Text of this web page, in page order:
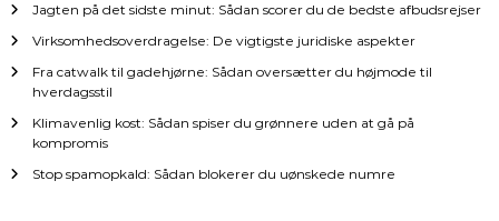
o
n
Jagten på det sidste minut: Sådan scorer du de bedste afbudsrejser
Virksomhedsoverdragelse: De vigtigste juridiske aspekter
Fra catwalk til gadehjørne: Sådan oversætter du højmode til
hverdagsstil
Klimavenlig kost: Sådan spiser du grønnere uden at gå på
kompromis
Stop spamopkald: Sådan blokerer du uønskede numre